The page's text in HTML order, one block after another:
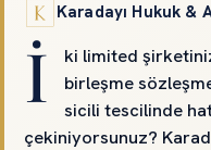
Karadayı Hukuk &
İ
ki limited
birleşme
sicili tescilinde
çekiniyorsunuz?